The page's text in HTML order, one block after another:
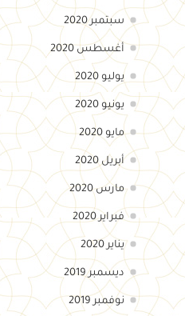
سبتمبر 2020
أغسطس 2020
يوليو 2020
يونيو 2020
مايو 2020
أبريل 2020
مارس 2020
فبراير 2020
يناير 2020
ديسمبر 2019
نوفمبر 2019